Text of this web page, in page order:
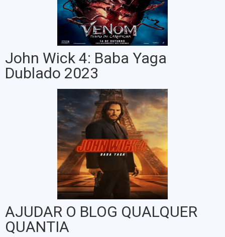
John Wick 4: Baba Yaga
Dublado 2023
AJUDAR O BLOG QUALQUER
QUANTIA